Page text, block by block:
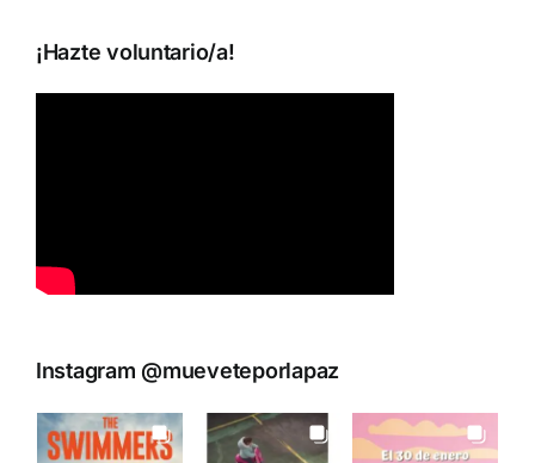
¡Hazte voluntario/a!
Instagram @mueveteporlapaz